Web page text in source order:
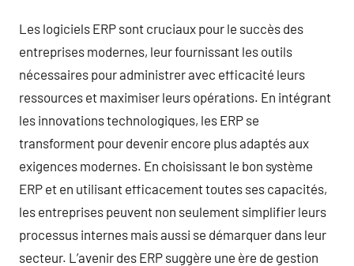
Les logiciels ERP sont cruciaux pour le succès des
entreprises modernes, leur fournissant les outils
nécessaires pour administrer avec efficacité leurs
ressources et maximiser leurs opérations. En intégrant
les innovations technologiques, les ERP se
transforment pour devenir encore plus adaptés aux
exigences modernes. En choisissant le bon système
ERP et en utilisant efficacement toutes ses capacités,
les entreprises peuvent non seulement simplifier leurs
processus internes mais aussi se démarquer dans leur
secteur. L’avenir des ERP suggère une ère de gestion